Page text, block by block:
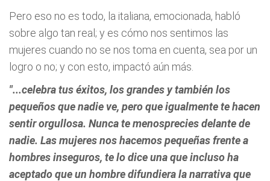
Pero eso no es todo, la italiana, emocionada, habló
sobre algo tan real; y es cómo nos sentimos las
mujeres cuando no se nos toma en cuenta, sea por un
logro o no; y con esto, impactó aún más.
"...celebra tus éxitos, los grandes y también los
pequeños que nadie ve, pero que igualmente te hacen
sentir orgullosa. Nunca te menosprecies delante de
nadie. Las mujeres nos hacemos pequeñas frente a
hombres inseguros, te lo dice una que incluso ha
aceptado que un hombre difundiera la narrativa que